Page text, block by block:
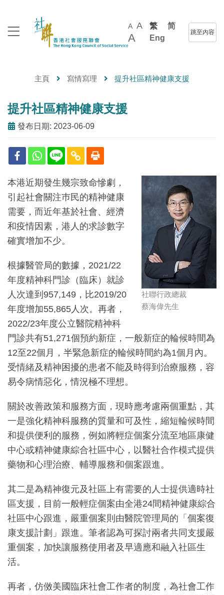
A A
A
繁
简
Eng
跳至內容
主頁 寫情寫理 提升社區精神健康支援
提升社區精神健康支援
發布日期: 2023-06-09
社聯行政總裁
蔡海偉先生
本港近期發生幾宗致命慘劇，
引起社會關注巿民的精神健康
需要，而近年基於社會、經濟
和疫情因素，港人的求診數字
確實增加不少。
根據醫管局的數據，2021/22
年度精神科門診（臨床）就診
人次達到957,149，比2019/20
年度增加55,865人次。再者，
2022/23年度公立醫院精神科
門診共有51,271個預約新症，一般新症的輪候時間為
12至22個月，半緊急新症的輪候時間約為1個月內。
受情緒及精神困擾的患者不能及時得到治療服務，容
易令病情惡化，情況極不理想。
關於改善政策和服務方面，現時應考慮兩個重點，其
一是強化精神科服務的質量和可及性，縮短輪候時間
和提供便利的服務，例如將輕症個案分流至地區康健
中心或精神健康綜合社區中心，以醫社合作模式提供
藥物和心理治療、輔導服務和個案跟進。
其二是為精神復元及社區上有需要的人士提供適時社
區支援，目前一般輕症個案由全港24間精神健康綜合
社區中心跟進，嚴重個案則由醫院管理局的「個案復
康支援計劃」跟進。筆者認為可探討兩者共同支援嚴
重個案，加快讓服務使用者及早適應和融入社區生
活。
再者，仿傚美國臨床社會工作者的制度，為社會工作